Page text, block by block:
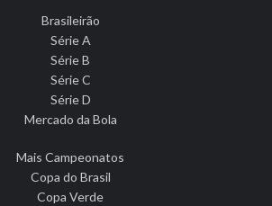
Brasileirão
Série A
Série B
Série C
Série D
Mercado da Bola
Mais Campeonatos
Copa do Brasil
Copa Verde